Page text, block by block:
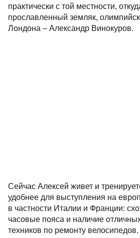
практически с той местности,
прославленный земляк,
Лондона – Александр Винокуров.
Сейчас Алексей живет и
удобнее для выступления на
в частности Италии и Франции:
часовые пояса и наличие
техников по ремонту велосипедов.